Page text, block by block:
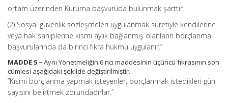
ortam üzerinden Kuruma başvuruda bulunmak şarttır.
(2) Sosyal güvenlik sözleşmeleri uygulanmak suretiyle kendilerine
veya hak sahiplerine kısmi aylık bağlanmış olanların borçlanma
başvurularında da birinci fıkra hükmü uygulanır.”
MADDE 5 – Aynı Yönetmeliğin 6 ncı maddesinin üçüncü fıkrasının son
cümlesi aşağıdaki şekilde değiştirilmiştir.
“Kısmi borçlanma yapmak isteyenler, borçlanmak istedikleri gün
sayısını belirtmek zorundadırlar.”